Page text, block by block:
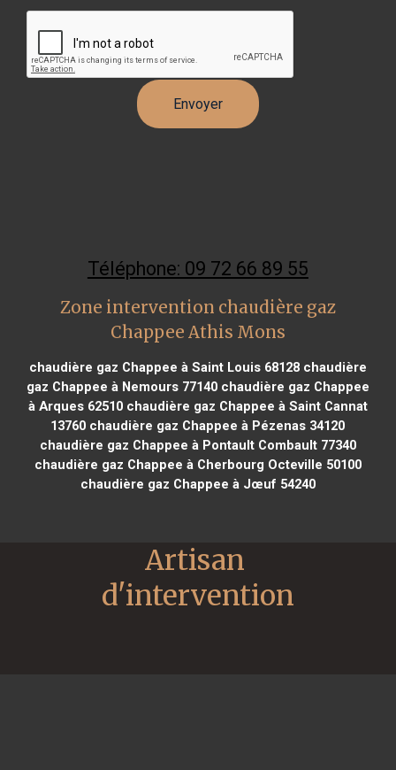
Téléphone: 09 72 66 89 55
Zone intervention chaudière gaz
Chappee Athis Mons
chaudière gaz Chappee à Saint Louis 68128chaudière
gaz Chappee à Nemours 77140chaudière gaz Chappee
à Arques 62510chaudière gaz Chappee à Saint Cannat
13760 chaudière gaz Chappee à Pézenas 34120
chaudière gaz Chappee à Pontault Combault 77340
chaudière gaz Chappee à Cherbourg Octeville 50100
chaudière gaz Chappee à Jœuf 54240
Artisan
d'intervention